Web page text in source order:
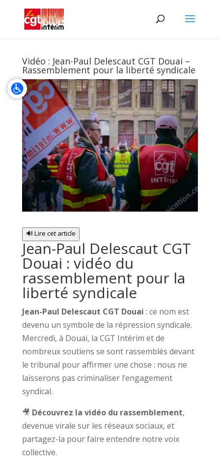
Vidéo : Jean-Paul Delescaut CGT Douai –
Rassemblement pour la liberté syndicale
🔊 Lire cet article
Jean-Paul Delescaut CGT
Douai : vidéo du
rassemblement pour la
liberté syndicale
Jean-Paul Delescaut CGT Douai : ce nom est
devenu un symbole de la répression syndicale.
Mercredi, à Douai, la CGT Intérim et de
nombreux soutiens se sont rassemblés devant
le tribunal pour affirmer une chose : nous ne
laisserons pas criminaliser l’engagement
syndical.
🎥 Découvrez la vidéo du rassemblement,
devenue virale sur les réseaux sociaux, et
partagez-la pour faire entendre notre voix
collective.